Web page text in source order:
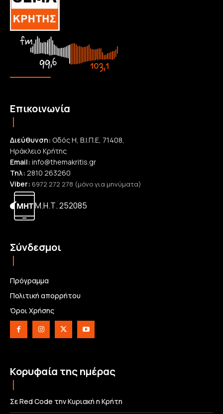
Επικοινωνία
Διεύθυνση: Οδός Η, Β.Ι.Π.Ε, 71408,
Ηράκλειο Κρήτης
Email: info@themakritis.gr
Τηλ: 2810 263260
Viber: 6972 272 278 (μόνο για μηνύματα)
Μ.Η.Τ. 252085
Σύνδεσμοι
Πρόγραμμα
Πολιτική απορρήτου
Όροι Χρήσης
Κορυφαία της ημέρας
Σε Red Code την Κυριακή η Κρήτη